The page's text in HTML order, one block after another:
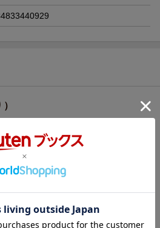
ベストセラー第1位独走中‼
6/16）
書（2026/6/2〜2026/6/16）
ン
で激賞！